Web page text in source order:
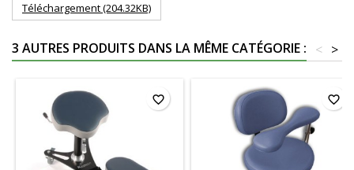
Téléchargement (204.32KB)
3 AUTRES PRODUITS DANS LA MÊME CATÉGORIE : >
<
favorite_border favorite_border